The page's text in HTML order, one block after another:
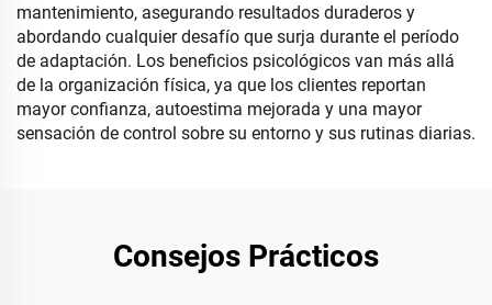
mantenimiento, asegurando resultados duraderos y
abordando cualquier desafío que surja durante el período
de adaptación. Los beneficios psicológicos van más allá
de la organización física, ya que los clientes reportan
mayor confianza, autoestima mejorada y una mayor
sensación de control sobre su entorno y sus rutinas diarias.
Consejos Prácticos